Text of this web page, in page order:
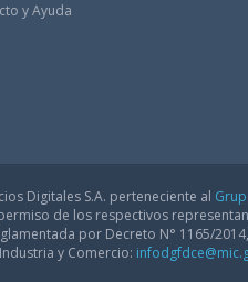
y Ayuda
Digitales S.A. perteneciente al
de los respectivos
por Decreto N° 1165/
y Comercio: